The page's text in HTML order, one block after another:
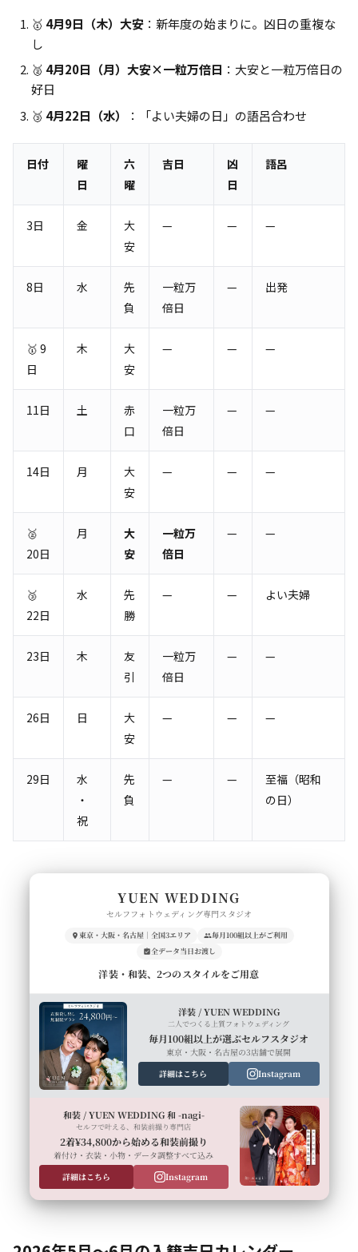
🥇 4月9日（木）大安：新年度の始まりに。凶日の重複な
し
🥈 4月20日（月）大安×一粒万倍日 ：大安と一粒万倍日の
好日
🥉 4月22日（水） ：「よい夫婦の日」の語呂合わせ
日付
曜
日
六
曜
吉日
凶
日
語呂
3日 金
大
安
— — —
8日 水
先
負
一粒万
倍日
— 出発
🥇 9
日
木
大
安
— — —
11日 土
赤
口
一粒万
倍日
— —
14日 月
大
安
— — —
🥈
20日
月
大
安
一粒万
倍日
— —
🥉
22日
水
先
勝
— — よい夫婦
23日 木
友
引
一粒万
倍日
— —
26日 日
大
安
— — —
29日
水
・
祝
先
負
— —
至福（昭和
の日）
YUEN WEDDING
セルフフォトウェディング専門スタジオ
東京・大阪・名古屋｜全国3エリア
毎月100組以上がご利用
全データ当日お渡し
洋装・和装、2つのスタイルをご用意
洋装 / YUEN WEDDING
二人でつくる上質フォトウェディング
毎月100組以上が選ぶセルフスタジオ
東京・大阪・名古屋の3店舗で展開
詳細はこちら
Instagram
和装 / YUEN WEDDING 和 -nagi-
セルフで叶える、和装前撮り専門店
2着¥34,800から始める和装前撮り
着付け・衣装・小物・データ調整すべて込み
詳細はこちら
Instagram